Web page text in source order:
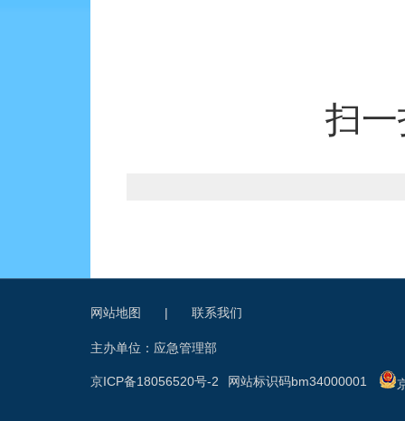
扫
网站地图 | 联系我们
主办单位：应急管理部
网站标识码bm34000001
京ICP备18056520号-2